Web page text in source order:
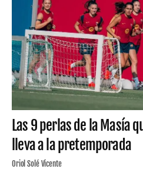
Las 9 perlas de la Masía
lleva a la pretemporada
Oriol Solé Vicente